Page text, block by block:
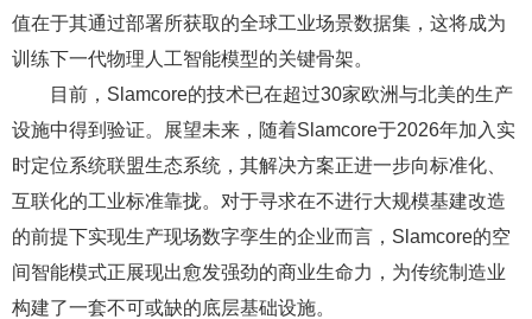
值在于其通过部署所获取的全球工业场景数据集，这将成为
训练下一代物理人工智能模型的关键骨架。
目前，Slamcore的技术已在超过30家欧洲与北美的生产
设施中得到验证。展望未来，随着Slamcore于2026年加入实
时定位系统联盟生态系统，其解决方案正进一步向标准化、
互联化的工业标准靠拢。对于寻求在不进行大规模基建改造
的前提下实现生产现场数字孪生的企业而言，Slamcore的空
间智能模式正展现出愈发强劲的商业生命力，为传统制造业
构建了一套不可或缺的底层基础设施。